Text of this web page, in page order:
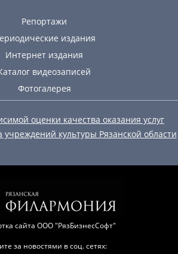
Репортажи
издания
Интернет издания
видеозаписей
Фотогалерея
оценки качества оказания услуг
учреждений культуры Рязанской области
сайта ООО "РязБизнесСофт"
за новостями в соц. сетях: